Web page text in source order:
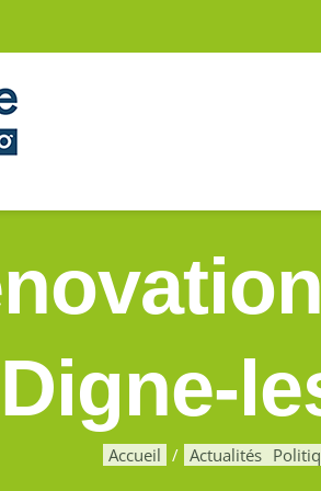
Digne-
Accueil Actualités